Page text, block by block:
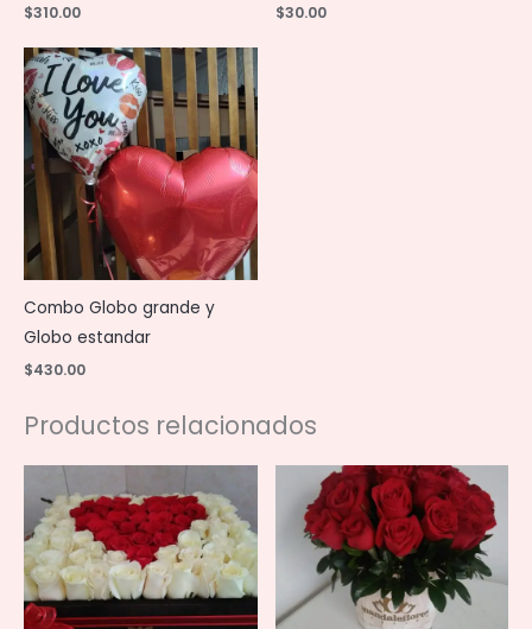
$310.00 $30.00
Combo Globo grande y
Globo estandar
$430.00
Productos relacionados